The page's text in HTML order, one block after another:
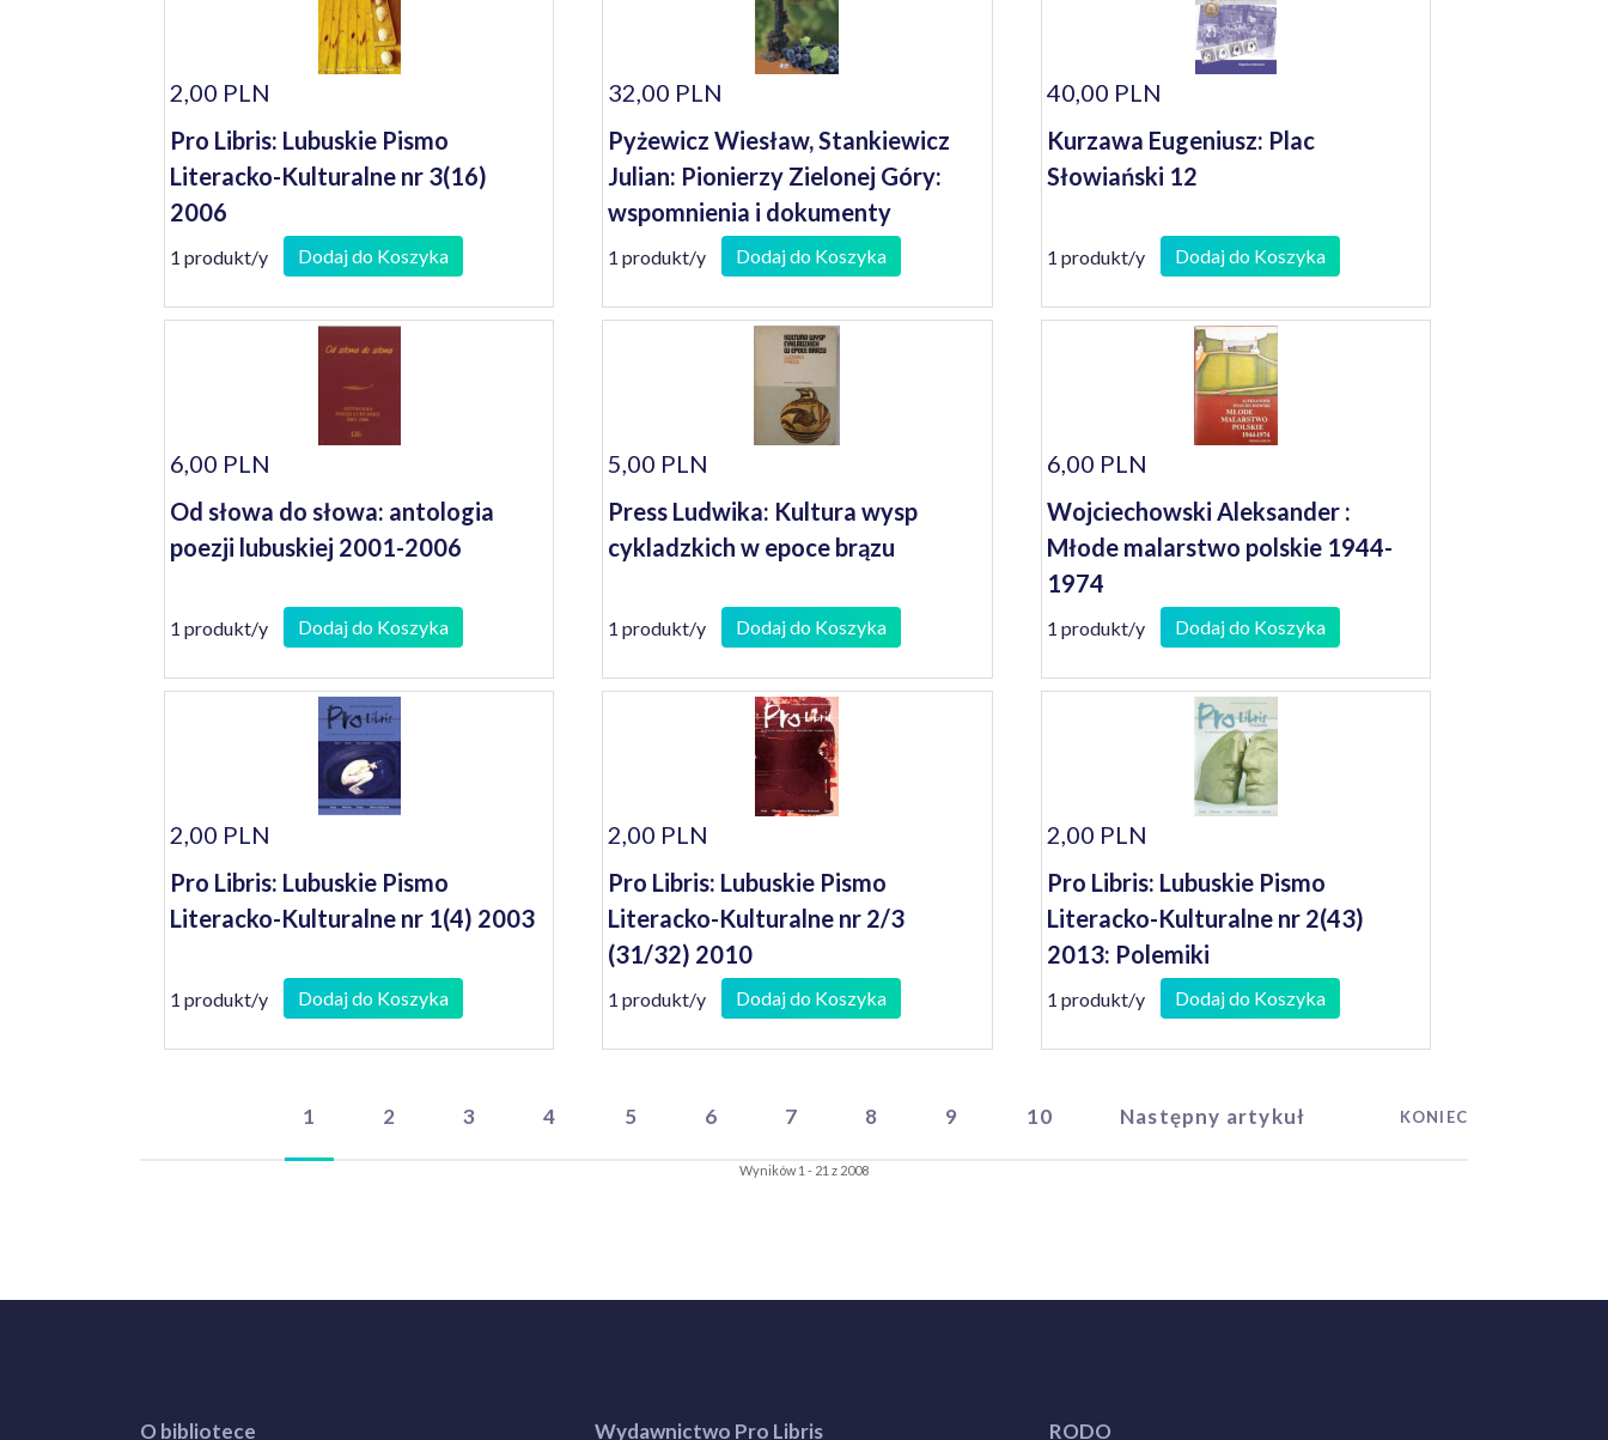
2,00 PLN
Pro Libris: Lubuskie Pismo
Literacko-Kulturalne nr 3(16)
2006
1 produkt/y Dodaj do Koszyka
32,00 PLN
Pyżewicz Wiesław, Stankiewicz
Julian: Pionierzy Zielonej Góry:
wspomnienia i dokumenty
1 produkt/y Dodaj do Koszyka
40,00 PLN
Kurzawa Eugeniusz: Plac
Słowiański 12
1 produkt/y Dodaj do Koszyka
6,00 PLN
Od słowa do słowa: antologia
poezji lubuskiej 2001-2006
1 produkt/y Dodaj do Koszyka
5,00 PLN
Press Ludwika: Kultura wysp
cykladzkich w epoce brązu
1 produkt/y Dodaj do Koszyka
6,00 PLN
Wojciechowski Aleksander :
Młode malarstwo polskie 1944-
1974
1 produkt/y Dodaj do Koszyka
2,00 PLN
Pro Libris: Lubuskie Pismo
Literacko-Kulturalne nr 1(4) 2003
1 produkt/y Dodaj do Koszyka
2,00 PLN
Pro Libris: Lubuskie Pismo
Literacko-Kulturalne nr 2/3
(31/32) 2010
1 produkt/y Dodaj do Koszyka
2,00 PLN
Pro Libris: Lubuskie Pismo
Literacko-Kulturalne nr 2(43)
2013: Polemiki
1 produkt/y Dodaj do Koszyka
1 2 3 4 5 6 7 8 9 10 Następny artykuł KONIEC
Wyników 1 - 21 z 2008
O bibliotece Wydawnictwo Pro Libris RODO